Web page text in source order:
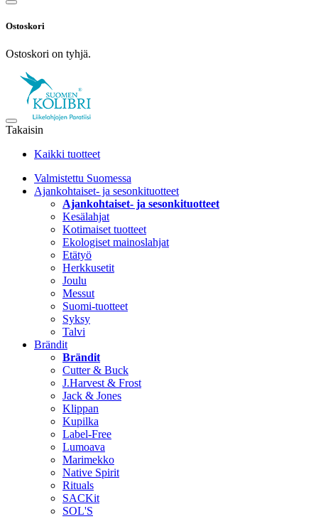
Ostoskori
Ostoskori on tyhjä.
Takaisin
Kaikki tuotteet
Valmistettu Suomessa
Ajankohtaiset- ja sesonkituotteet
Ajankohtaiset- ja sesonkituotteet
Kesälahjat
Kotimaiset tuotteet
Ekologiset mainoslahjat
Etätyö
Herkkusetit
Joulu
Messut
Suomi-tuotteet
Syksy
Talvi
Brändit
Brändit
Cutter & Buck
J.Harvest & Frost
Jack & Jones
Klippan
Kupilka
Label-Free
Lumoava
Marimekko
Native Spirit
Rituals
SACKit
SOL'S